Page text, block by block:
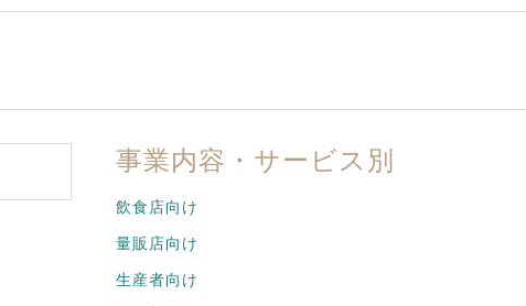
事業内容・サービス別
飲食店向け
量販店向け
生産者向け